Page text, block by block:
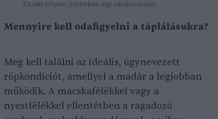
Északi sólyom, háttérben egy vándorsólyom
Mennyire kell odafigyelni a táplálásukra?
Meg kell találni az ideális, úgynevezett
röpkondíciót, amellyel a madár a legjobban
működik. A macskafélékkel vagy a
nyestfélékkel ellentétben a ragadozó